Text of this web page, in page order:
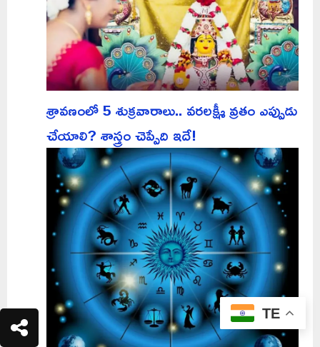
శ్రావణంలో 5 శుక్రవారాలు.. వరలక్ష్మీ వ్రతం ఎప్పుడు
చేయాలి? శాస్త్రం చెప్పేది ఇదే!
TE